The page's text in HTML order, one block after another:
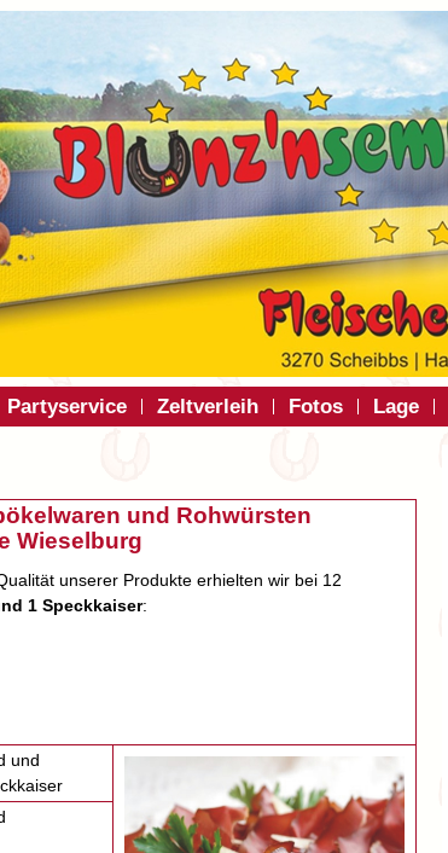
Partyservice Zeltverleih Fotos Lage
und Rohwürsten
Wieselburg
unserer Produkte erhielten wir bei 12
1 Speckkaiser:
und